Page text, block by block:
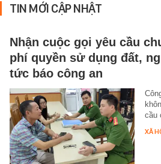
TIN MỚI CẬP NHẬT
Nhận cuộc gọi yêu cầu
phí quyền sử dụng đất,
tức báo công an
cầu
XÃ